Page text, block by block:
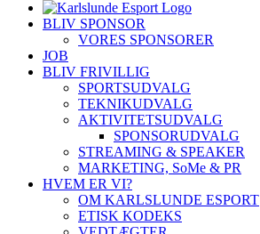
BLIV SPONSOR
VORES SPONSORER
JOB
BLIV FRIVILLIG
SPORTSUDVALG
TEKNIKUDVALG
AKTIVITETSUDVALG
SPONSORUDVALG
STREAMING & SPEAKER
MARKETING, SoMe & PR
HVEM ER VI?
OM KARLSLUNDE ESPORT
ETISK KODEKS